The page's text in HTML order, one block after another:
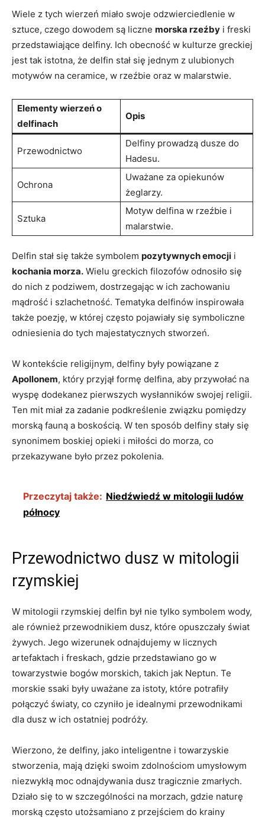
Wiele z tych wierzeń miało swoje odzwierciedlenie w
sztuce, czego dowodem są liczne morska rzeźby i freski
przedstawiające delfiny. Ich obecność w kulturze greckiej
jest tak istotna, że delfin stał się jednym z ulubionych
motywów na ceramice, w rzeźbie oraz w malarstwie.
Elementy wierzeń o
delfinach
Opis
Przewodnictwo
Delfiny prowadzą dusze do
Hadesu.
Ochrona
Uważane za opiekunów
żeglarzy.
Sztuka
Motyw delfina w rzeźbie i
malarstwie.
Delfin stał się także symbolem pozytywnych emocji i
kochania morza. Wielu greckich filozofów odnosiło się
do nich z podziwem, dostrzegając w ich zachowaniu
mądrość i szlachetność. Tematyka delfinów inspirowała
także poezję, w której często pojawiały się symboliczne
odniesienia do tych majestatycznych stworzeń.
W kontekście religijnym, delfiny były powiązane z
Apollonem, który przyjął formę delfina, aby przywołać na
wyspę dodekanez pierwszych wysłanników swojej religii.
Ten mit miał za zadanie podkreślenie związku pomiędzy
morską fauną a boskością. W ten sposób delfiny stały się
synonimem boskiej opieki i miłości do morza, co
przekazywane było przez pokolenia.
Przeczytaj także: Niedźwiedź w mitologii ludów
północy
Przewodnictwo dusz w mitologii
rzymskiej
W mitologii rzymskiej delfin był nie tylko symbolem wody,
ale również przewodnikiem dusz, które opuszczały świat
żywych. Jego wizerunek odnajdujemy w licznych
artefaktach i freskach, gdzie przedstawiano go w
towarzystwie bogów morskich, takich jak Neptun. Te
morskie ssaki były uważane za istoty, które potrafiły
połączyć światy, co czyniło je idealnymi przewodnikami
dla dusz w ich ostatniej podróży.
Wierzono, że delfiny, jako inteligentne i towarzyskie
stworzenia, mają dzięki swoim zdolnościom umysłowym
niezwykłą moc odnajdywania dusz tragicznie zmarłych.
Działo się to w szczególności na morzach, gdzie naturę
morską często utożsamiano z przejściem do krainy